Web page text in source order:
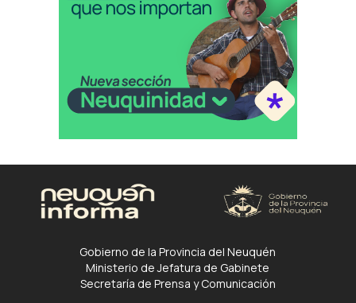
Gobierno de la Provincia del Neuquén
Ministerio de Jefatura de Gabinete
Secretaría de Prensa y Comunicación